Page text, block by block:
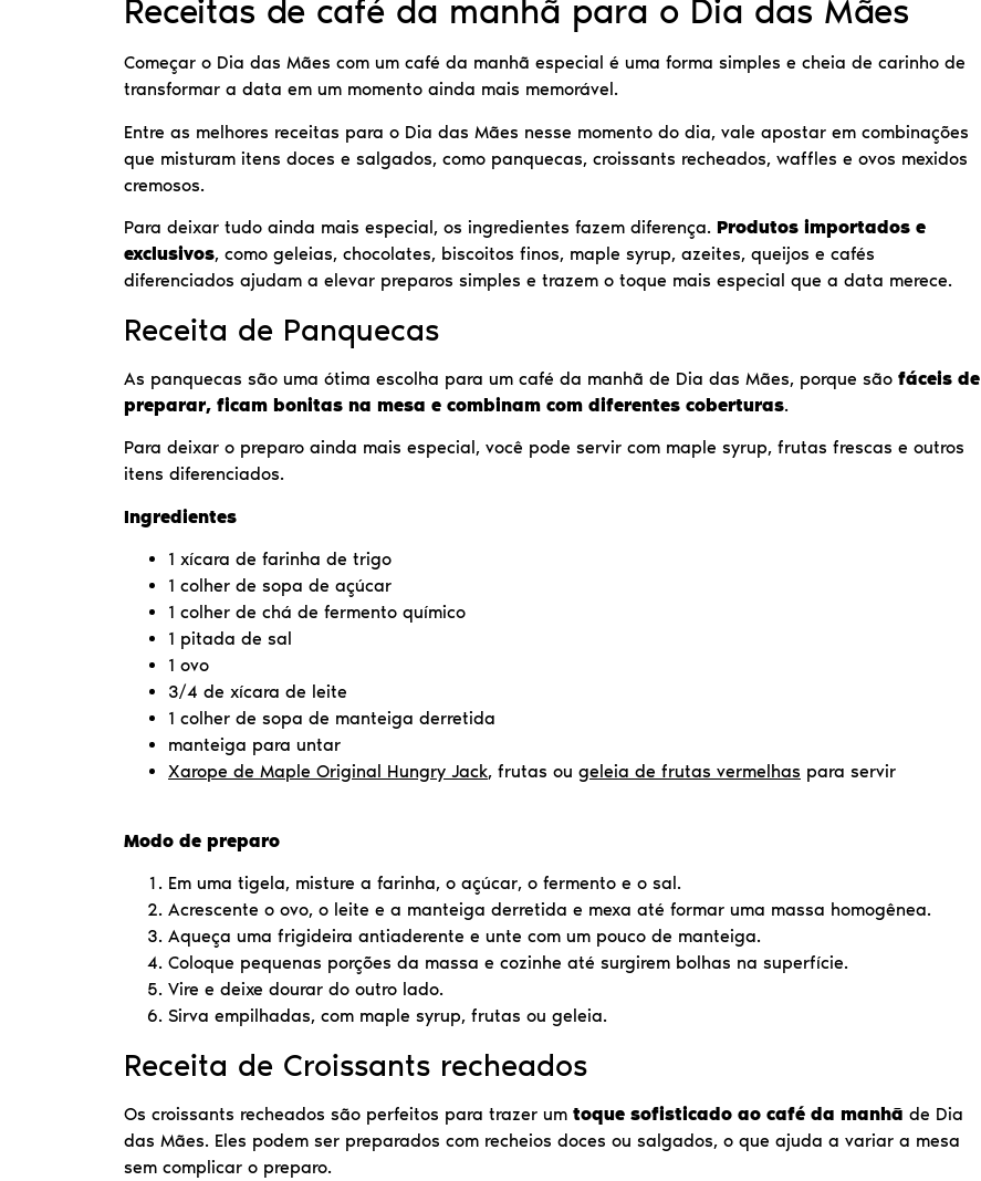
Receitas de café da manhã para o Dia das Mães
Começar o Dia das Mães com um café da manhã especial é uma forma simples e cheia de carinho de
transformar a data em um momento ainda mais memorável.
Entre as melhores receitas para o Dia das Mães nesse momento do dia, vale apostar em combinações
que misturam itens doces e salgados, como panquecas, croissants recheados, waffles e ovos mexidos
cremosos.
Para deixar tudo ainda mais especial, os ingredientes fazem diferença. Produtos importados e
exclusivos, como geleias, chocolates, biscoitos finos, maple syrup, azeites, queijos e cafés
diferenciados ajudam a elevar preparos simples e trazem o toque mais especial que a data merece.
Receita de Panquecas
As panquecas são uma ótima escolha para um café da manhã de Dia das Mães, porque são fáceis de
preparar, ficam bonitas na mesa e combinam com diferentes coberturas.
Para deixar o preparo ainda mais especial, você pode servir com maple syrup, frutas frescas e outros
itens diferenciados.
Ingredientes
1 xícara de farinha de trigo
1 colher de sopa de açúcar
1 colher de chá de fermento químico
1 pitada de sal
1 ovo
3/4 de xícara de leite
1 colher de sopa de manteiga derretida
manteiga para untar
Xarope de Maple Original Hungry Jack, frutas ou geleia de frutas vermelhas para servir
Modo de preparo
Em uma tigela, misture a farinha, o açúcar, o fermento e o sal.
Acrescente o ovo, o leite e a manteiga derretida e mexa até formar uma massa homogênea.
Aqueça uma frigideira antiaderente e unte com um pouco de manteiga.
Coloque pequenas porções da massa e cozinhe até surgirem bolhas na superfície.
Vire e deixe dourar do outro lado.
Sirva empilhadas, com maple syrup, frutas ou geleia.
Receita de Croissants recheados
Os croissants recheados são perfeitos para trazer um toque sofisticado ao café da manhã de Dia
das Mães. Eles podem ser preparados com recheios doces ou salgados, o que ajuda a variar a mesa
sem complicar o preparo.